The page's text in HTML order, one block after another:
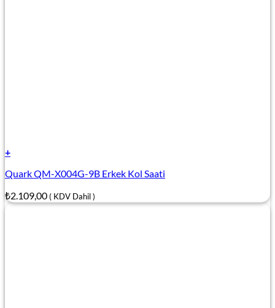
+
Quark QM-X004G-9B Erkek Kol Saati
₺2.109,00( KDV Dahil )